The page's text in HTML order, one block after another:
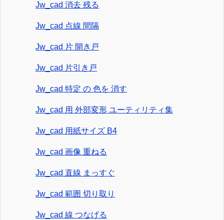
Jw_cad 消去 残る
Jw_cad 点線 間隔
Jw_cad 片 開き戸
Jw_cad 片引き戸
Jw_cad 特定 の 色を 消す
Jw_cad 用 外部変形 ユーティリティ集
Jw_cad 用紙サイズ B4
Jw_cad 画像 重ねる
Jw_cad 直線 まっすぐ
Jw_cad 範囲 切り取り
Jw_cad 線 つなげる